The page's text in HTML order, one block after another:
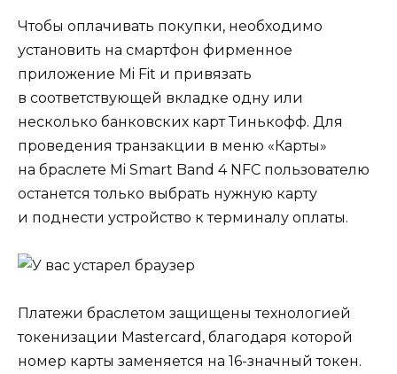
Чтобы оплачивать покупки, необходимо
установить на смартфон фирменное
приложение Mi Fit и привязать
в соответствующей вкладке одну или
несколько банковских карт Тинькофф. Для
проведения транзакции в меню «Карты»
на браслете Mi Smart Band 4 NFC пользователю
останется только выбрать нужную карту
и поднести устройство к терминалу оплаты.
Платежи браслетом защищены технологией
токенизации Mastercard, благодаря которой
номер карты заменяется на 16-значный токен.